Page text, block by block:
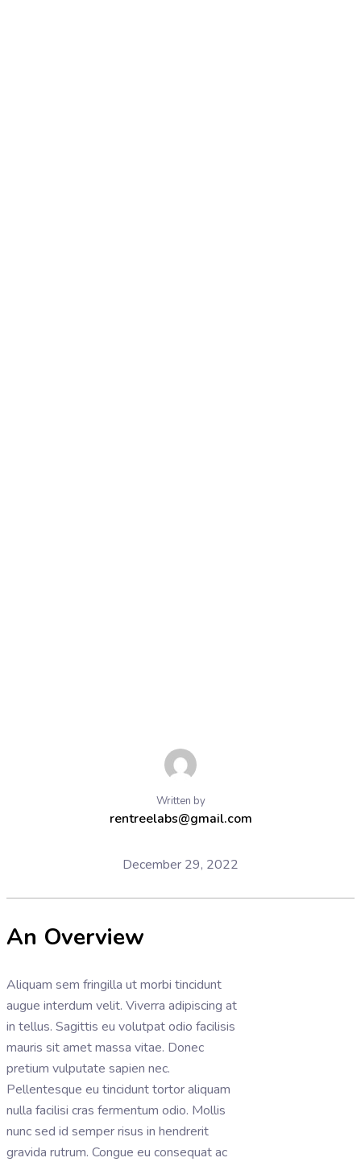
Written by
rentreelabs@gmail.com
December 29, 2022
An Overview
Aliquam sem fringilla ut morbi tincidunt
augue interdum velit. Viverra adipiscing at
in tellus. Sagittis eu volutpat odio facilisis
mauris sit amet massa vitae. Donec
pretium vulputate sapien nec.
Pellentesque eu tincidunt tortor aliquam
nulla facilisi cras fermentum odio. Mollis
nunc sed id semper risus in hendrerit
gravida rutrum. Congue eu consequat ac